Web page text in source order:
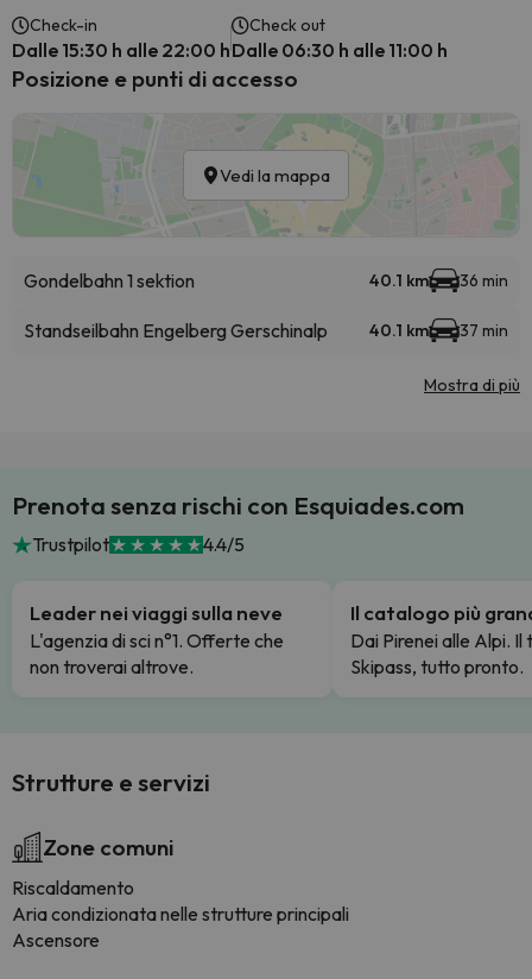
Check-in
Dalle 15:30 h alle 22:00 h
Check out
Dalle 06:30 h alle 11:00 h
Posizione e punti di accesso
Vedi la mappa
Gondelbahn 1 sektion 40.1 km 36 min
Standseilbahn Engelberg Gerschinalp 40.1 km 37 min
Mostra di più
Prenota senza rischi con Esquiades.com
Trustpilot 4.4/5
Leader nei viaggi sulla neve
L'agenzia di sci n°1. Offerte che
non troverai altrove.
Il catalogo più
Dai Pirenei alle Alpi. Il
Skipass, tutto pronto.
Strutture e servizi
Zone comuni
Riscaldamento
Aria condizionata nelle strutture principali
Ascensore